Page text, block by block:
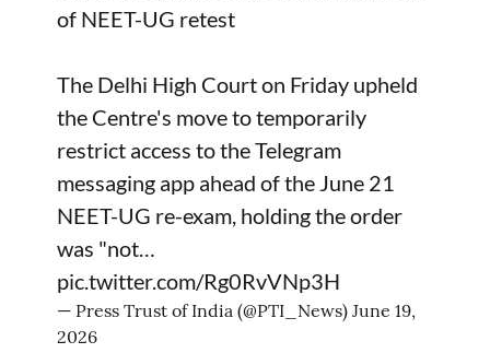
of NEET-UG retest
The Delhi High Court on Friday upheld
the Centre's move to temporarily
restrict access to the Telegram
messaging app ahead of the June 21
NEET-UG re-exam, holding the order
was "not…
pic.twitter.com/Rg0RvVNp3H
— Press Trust of India (@PTI_News) June 19,
2026